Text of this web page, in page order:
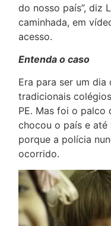
do nosso país”, diz
caminhada, em
acesso.
Entenda o caso
Era para ser um
tradicionais
PE. Mas foi o palco
chocou o país e
porque a polícia
ocorrido.